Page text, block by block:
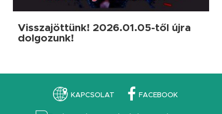
Visszajöttünk! 2026.01.05-től újra
dolgozunk!
KAPCSOLAT FACEBOOK